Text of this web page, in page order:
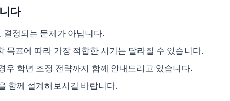
다
정되는 문제가 아닙니다.
목표에 따라 가장 적합한 시기는 달라질 수 있습니다.
우 학년 조정 전략까지 함께 안내드리고 있습니다.
함께 설계해보시길 바랍니다.